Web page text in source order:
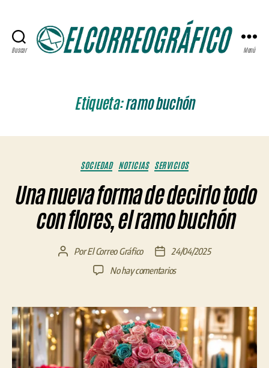
Buscar Menú
Etiqueta:ramo buchón
Categorías
SOCIEDAD NOTICIAS SERVICIOS
Una nueva forma de decirlo todo
con flores, el ramo buchón
AutorPorEl Correo Gráfico
Fecha24/04/2025
No hay comentariosen
forma
de
decirlo
todo
con